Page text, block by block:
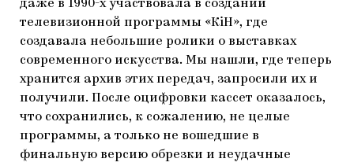
даже в 1990-х участвовала в создании
телевизионной программы «КіН», где
создавала небольшие ролики о выставках
современного искусства. Мы нашли, где теперь
хранится архив этих передач, запросили их и
получили. После оцифровки кассет оказалось,
что сохранились, к сожалению, не целые
программы, а только не вошедшие в
финальную версию обрезки и неудачные